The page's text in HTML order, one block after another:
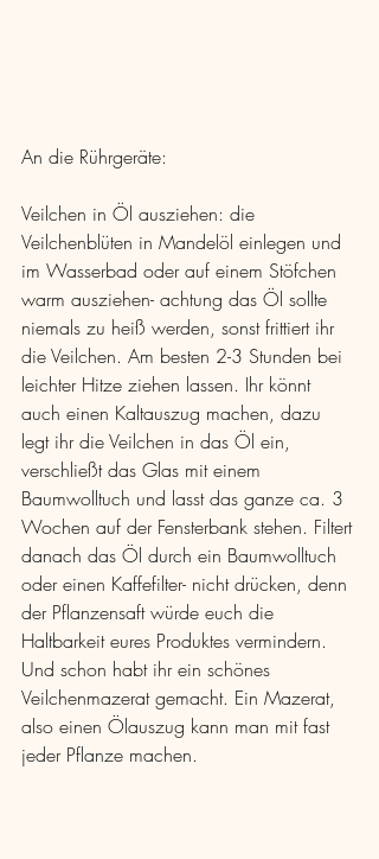
An die Rührgeräte:
Veilchen in Öl ausziehen: die
Veilchenblüten in Mandelöl einlegen und
im Wasserbad oder auf einem Stöfchen
warm ausziehen- achtung das Öl sollte
niemals zu heiß werden, sonst frittiert ihr
die Veilchen. Am besten 2-3 Stunden bei
leichter Hitze ziehen lassen. Ihr könnt
auch einen Kaltauszug machen, dazu
legt ihr die Veilchen in das Öl ein,
verschließt das Glas mit einem
Baumwolltuch und lasst das ganze ca. 3
Wochen auf der Fensterbank stehen. Filtert
danach das Öl durch ein Baumwolltuch
oder einen Kaffefilter- nicht drücken, denn
der Pflanzensaft würde euch die
Haltbarkeit eures Produktes vermindern.
Und schon habt ihr ein schönes
Veilchenmazerat gemacht. Ein Mazerat,
also einen Ölauszug kann man mit fast
jeder Pflanze machen.